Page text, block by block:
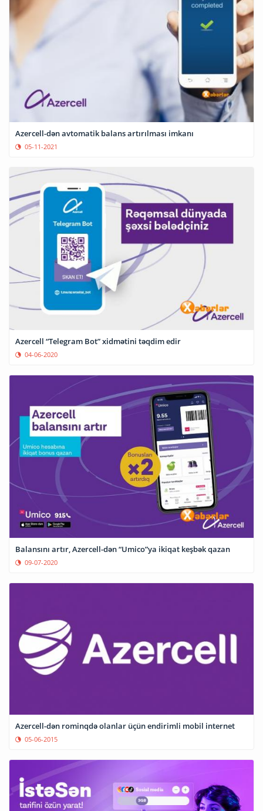
Azercell-dən avtomatik balans artırılması imkanı
05-11-2021
Azercell “Telegram Bot” xidmətini təqdim edir
04-06-2020
Balansını artır, Azercell-dən “Umico”ya ikiqat keşbək qazan
09-07-2020
Azercell-dən rominqdə olanlar üçün endirimli mobil internet
05-06-2015